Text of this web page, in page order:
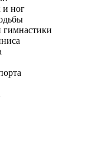
и ног
гимнастики